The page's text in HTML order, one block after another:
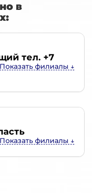
в
тел. +7